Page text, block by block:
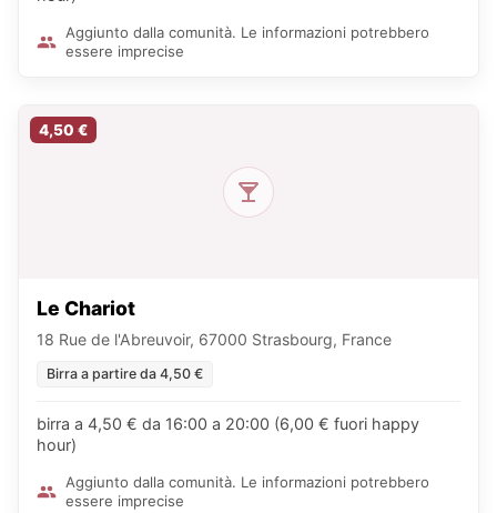
Aggiunto dalla comunità. Le informazioni potrebbero
essere imprecise
4,50 €
Le Chariot
18 Rue de l'Abreuvoir, 67000 Strasbourg, France
Birra a partire da 4,50 €
birra a 4,50 € da 16:00 a 20:00 (6,00 € fuori happy
hour)
Aggiunto dalla comunità. Le informazioni potrebbero
essere imprecise